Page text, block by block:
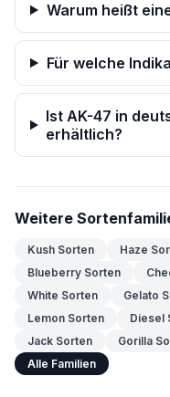
Warum heißt
Für welche
Ist AK-47 in
erhältlich?
Weitere
Kush Sorten Haze
Blueberry Sorten
White Sorten
Gelato
Lemon Sorten
Diesel
Jack Sorten
Gorilla
Alle Familien